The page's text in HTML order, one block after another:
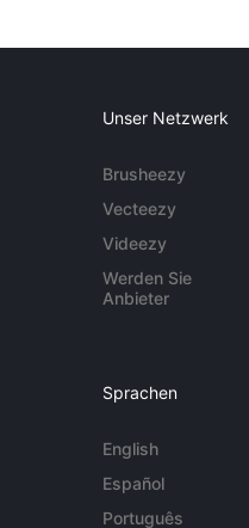
Unser Netzwerk
Brusheezy
Vecteezy
Videezy
Werden Sie
Anbieter
Sprachen
English
Español
Português